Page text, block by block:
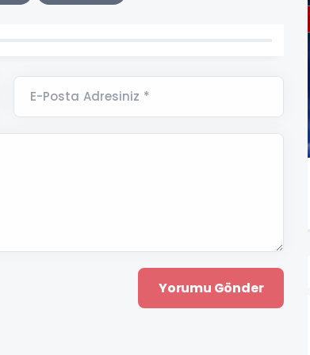
E-Posta Adresiniz *